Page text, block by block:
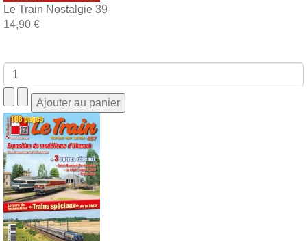
Le Train Nostalgie 39
14,90 €